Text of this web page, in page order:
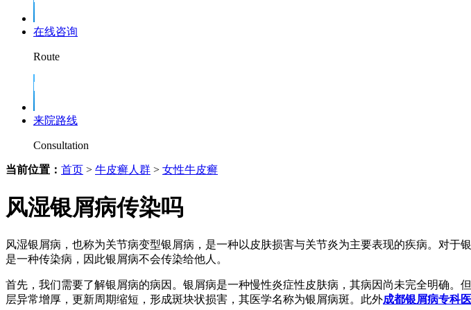
在线咨询
Route
来院路线
Consultation
当前位置： 首页 > 牛皮癣人群 > 女性牛皮癣
风湿银屑病传染吗
风湿银屑病，也称为关节病变型银屑病，是一种以皮肤损害与关节炎为主要表现的疾病。对
是一种传染病，因此银屑病不会传染给他人。
首先，我们需要了解银屑病的病因。银屑病是一种慢性炎症性皮肤病，其病因尚未完全明确
层异常增厚，更新周期缩短，形成斑块状损害，其医学名称为银屑病斑。此外成都银屑病专科